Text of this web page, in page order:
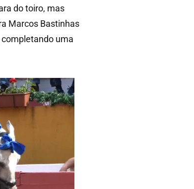
do toiro, mas
Marcos Bastinhas
uma